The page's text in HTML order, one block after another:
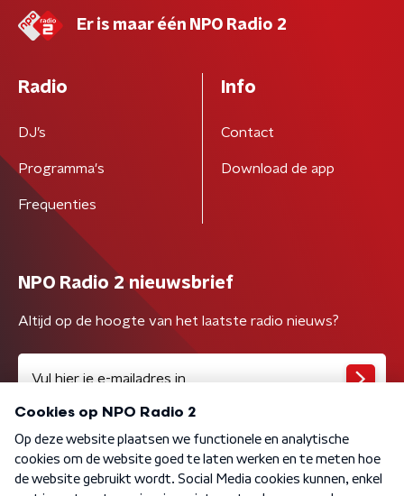
Er is maar één NPO Radio 2
Radio
DJ’s
Programma's
Frequenties
Info
Contact
Download de app
NPO Radio 2 nieuwsbrief
Altijd op de hoogte van het laatste radio nieuws?
Algemene voorwaarden